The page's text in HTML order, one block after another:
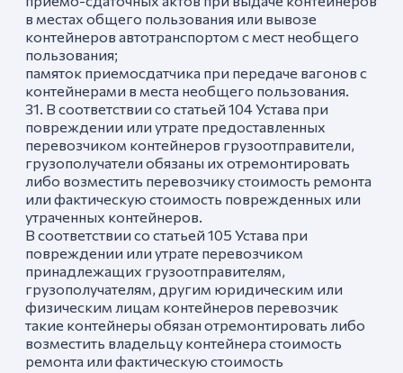
в местах общего пользования или вывозе
контейнеров автотранспортом с мест необщего
пользования;
памяток приемосдатчика при передаче вагонов с
контейнерами в места необщего пользования.
31. В соответствии со статьей 104 Устава при
повреждении или утрате предоставленных
перевозчиком контейнеров грузоотправители,
грузополучатели обязаны их отремонтировать
либо возместить перевозчику стоимость ремонта
или фактическую стоимость поврежденных или
утраченных контейнеров.
В соответствии со статьей 105 Устава при
повреждении или утрате перевозчиком
принадлежащих грузоотправителям,
грузополучателям, другим юридическим или
физическим лицам контейнеров перевозчик
такие контейнеры обязан отремонтировать либо
возместить владельцу контейнера стоимость
ремонта или фактическую стоимость